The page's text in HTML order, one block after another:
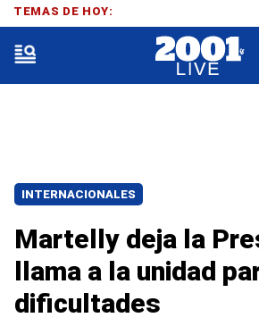
INTERNACIONALES
Martelly deja la
llama a la unidad
dificultades
TEMAS DE HOY: